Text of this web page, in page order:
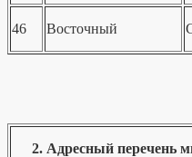
46 Восточный
2. Адресный перечень